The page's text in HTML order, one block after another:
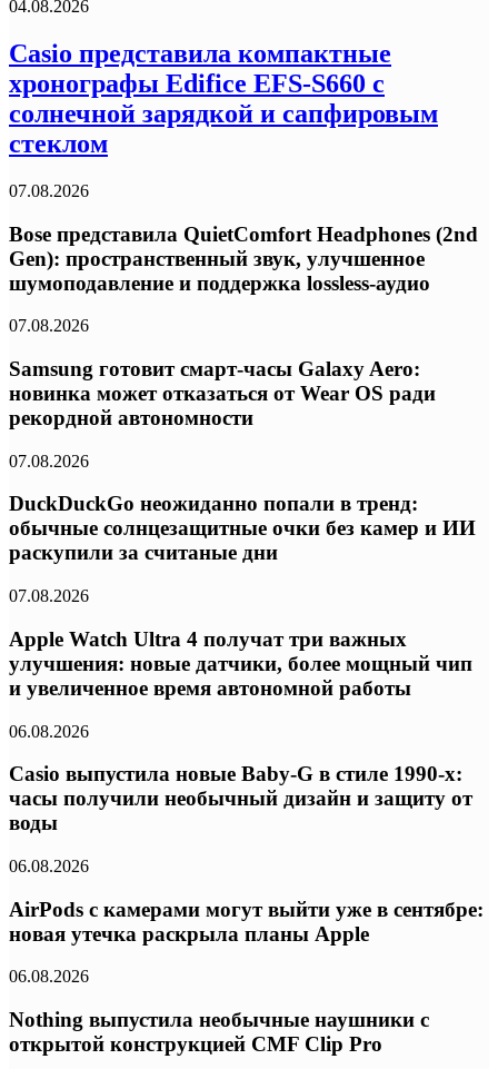
04.08.2026
Casio представила компактные
хронографы Edifice EFS-S660 с
солнечной зарядкой и сапфировым
стеклом
07.08.2026
Bose представила QuietComfort Headphones (2nd
Gen): пространственный звук, улучшенное
шумоподавление и поддержка lossless-аудио
07.08.2026
Samsung готовит смарт-часы Galaxy Aero:
новинка может отказаться от Wear OS ради
рекордной автономности
07.08.2026
DuckDuckGo неожиданно попали в тренд:
обычные солнцезащитные очки без камер и ИИ
раскупили за считаные дни
07.08.2026
Apple Watch Ultra 4 получат три важных
улучшения: новые датчики, более мощный чип
и увеличенное время автономной работы
06.08.2026
Casio выпустила новые Baby-G в стиле 1990-х:
часы получили необычный дизайн и защиту от
воды
06.08.2026
AirPods с камерами могут выйти уже в сентябре:
новая утечка раскрыла планы Apple
06.08.2026
Nothing выпустила необычные наушники с
открытой конструкцией CMF Clip Pro